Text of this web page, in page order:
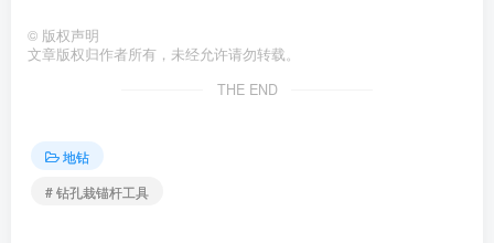
© 版权声明
文章版权归作者所有，未经允许请勿转载。
THE END
地钻
# 钻孔栽锚杆工具